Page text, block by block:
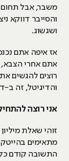
משבר, אבל תחום
והסייבר דווקא
ושגשוג.
אז איפה אתם
אתם אחרי הצבא,
רוצים להגשים
והדיגיטל, זה ב-
אני רוצה
זוהי שאלת
מתאימים
התשובה קודם